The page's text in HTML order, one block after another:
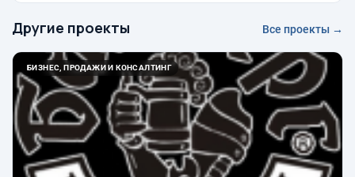
Другие проекты Все проекты →
БИЗНЕС, ПРОДАЖИ И КОНСАЛТИНГ